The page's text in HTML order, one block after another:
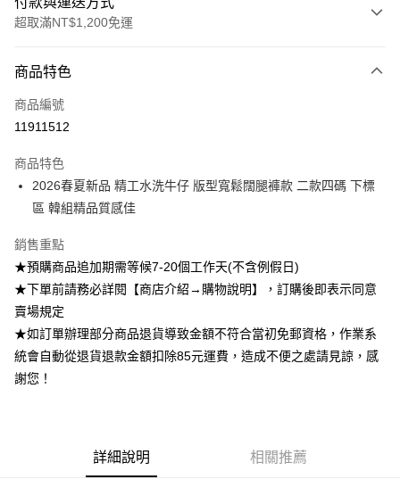
超取滿NT$1,200免運
信用卡一次付款
超商取貨付款
ATM付款
全家付款取貨
每筆NT$85，滿NT$1,200(含以上)免運費
付款後全家取貨
每筆NT$85，滿NT$1,200(含以上)免運費
每筆NT$85，滿NT$1,200(含以上)免運費
商品特色
商品編號
11911512
商品特色
2026春夏新品 精工水洗牛仔 版型寬鬆闊腿褲款 二款四碼 下標
區 韓組精品質感佳
銷售重點
★預購商品追加期需等候7-20個工作天(不含例假日)
★下單前請務必詳閱【商店介紹→購物說明】，訂購後即表示同意
賣場規定
★如訂單辦理部分商品退貨導致金額不符合當初免郵資格，作業系
統會自動從退貨退款金額扣除85元運費，造成不便之處請見諒，感
謝您！
詳細說明 相關推薦